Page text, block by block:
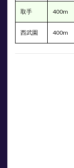
取手 400m
西武園 400m